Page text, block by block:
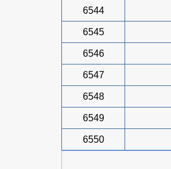
6544
6545
6546
6547
6548
6549
6550